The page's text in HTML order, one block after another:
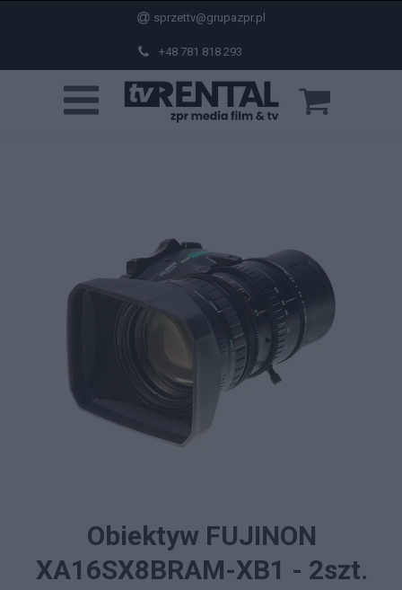
+48 781 818 293
sprzettv@grupazpr.pl
Obiektyw FUJINON
XA16SX8BRAM-XB1 - 2szt.